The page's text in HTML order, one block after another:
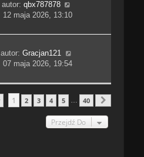
autor: qbx787878
12 maja 2026, 13:10
autor:Gracjan121
07 maja 2026, 19:54
Strona 1Z 40
1 2 3 4 5 … 40
Przejdź Do